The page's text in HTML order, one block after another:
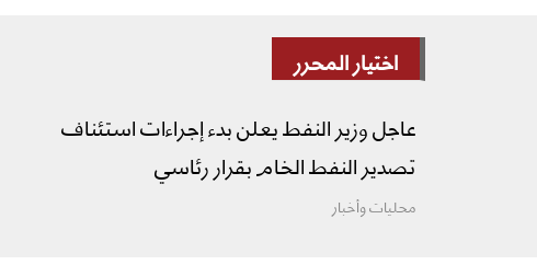
اختيار المحرر
عاجل وزير النفط يعلن بدء إجراءات استئناف
تصدير النفط الخام بقرار رئاسي
محليات وأخبار